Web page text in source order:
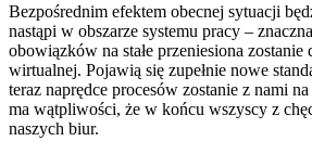
Bezpośrednim efektem obecnej sytuacji
nastąpi w obszarze systemu pracy –
obowiązków na stałe przeniesiona zostanie
wirtualnej. Pojawią się zupełnie nowe
teraz naprędce procesów zostanie z nami
ma wątpliwości, że w końcu wszyscy z
naszych biur.